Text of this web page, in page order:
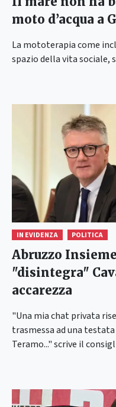
moto d’acqua a
La mototerapia come
spazio della vita sociale,
IN EVIDENZA POLITICA
Abruzzo
"disintegra"
accarezza
"Una mia chat privata
trasmessa ad una
Teramo..." scrive il